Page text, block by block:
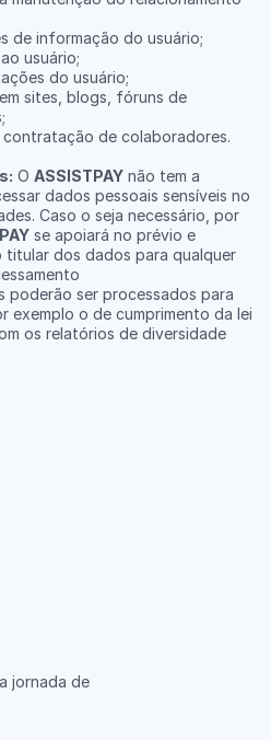
de informação do usuário;
usuário;
do usuário;
sites, blogs, fóruns de
de colaboradores.
O ASSISTPAY não tem a
dados pessoais sensíveis no
Caso o seja necessário, por
se apoiará no prévio e
dos dados para qualquer
poderão ser processados para
exemplo o de cumprimento da lei
os relatórios de diversidade
jornada de